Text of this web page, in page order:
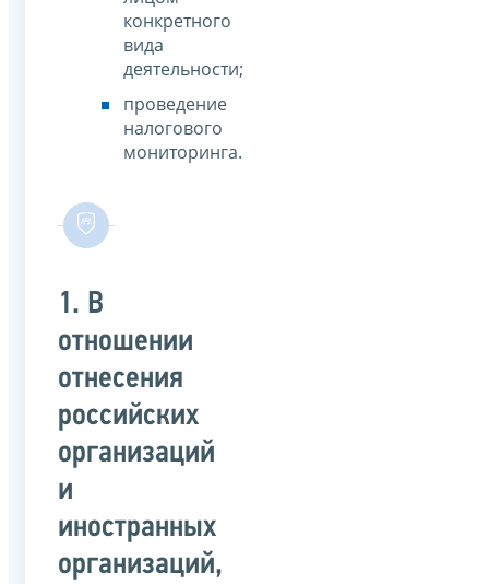
конкретного
вида
деятельности;
проведение
налогового
мониторинга.
1. В
отношении
отнесения
российских
организаций
и
иностранных
организаций,